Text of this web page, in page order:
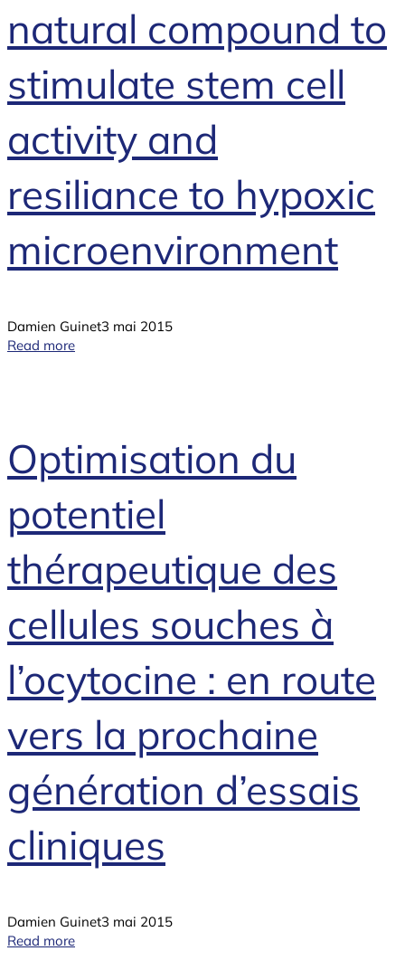
natural compound to
stimulate stem cell
activity and
resiliance to hypoxic
microenvironment
Damien Guinet3 mai 2015
Read more
Optimisation du
potentiel
thérapeutique des
cellules souches à
l’ocytocine : en route
vers la prochaine
génération d’essais
cliniques
Damien Guinet3 mai 2015
Read more